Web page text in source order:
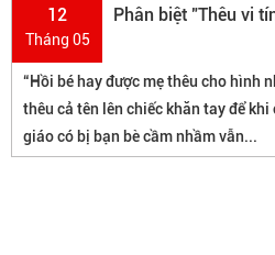
12
Tháng 05
Phân biệt "Thêu vi
“Hồi bé hay được mẹ thêu cho hình
thêu cả tên lên chiếc khăn tay để
giáo có bị bạn bè cầm nhầm vẫn...